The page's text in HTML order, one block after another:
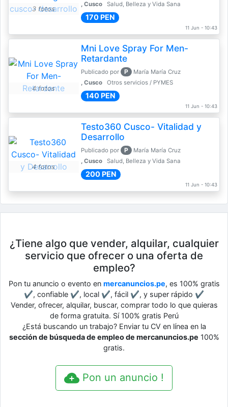
3 fotos
, Cusco
Salud, Belleza y Vida Sana
170 PEN
11 Jun - 10:43
4 fotos
Mni Love Spray For Men-
Retardante
Publicado por P
María María Cruz
, Cusco
Otros servicios / PYMES
140 PEN
11 Jun - 10:43
4 fotos
Testo360 Cusco- Vitalidad y
Desarrollo
Publicado por P
María María Cruz
, Cusco
Salud, Belleza y Vida Sana
200 PEN
11 Jun - 10:43
¿Tiene algo que vender, alquilar, cualquier
servicio que ofrecer o una oferta de
empleo?
Pon tu anuncio o evento en mercanuncios.pe, es 100% gratis
✔, confiable ✔, local ✔, fácil ✔, y super rápido ✔
Vender, ofrecer, alquilar, buscar, comprar todo lo que quieras
de forma gratuita. Sí 100% gratis Perú
¿Está buscando un trabajo? Enviar tu CV en línea en la
sección de búsqueda de empleo de mercanuncios.pe 100%
gratis.
Pon un anuncio !